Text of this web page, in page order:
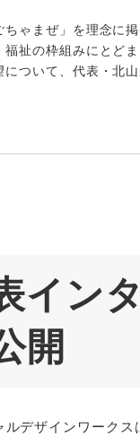
ゃまぜ」を理念に
祉の枠組みにとど
について、代表・北
イン
開
ルデザインワーク